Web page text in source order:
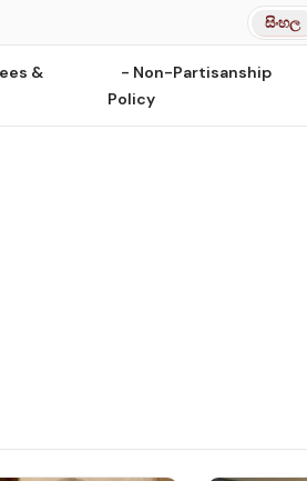
සිංහල
&
- Non-Partisanship
Policy